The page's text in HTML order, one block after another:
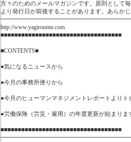
方々のためのメールマガジンです。原則として
より発行日が前後することがあります。あらか
http://www.yagiroumu.com
■■■■■■■■■■■■■■■■■■■■■■■■■■■■■■■■■■■
■CONTENTS■
●気になるニュースから
●今月の事務所便りから
●今月のヒューマンマネジメントレポートよりト
●労働保険（労災・雇用）の年度更新が始まりま
■■■■■■■■■■■■■■■■■■■■■■■■■■■■■■■■■■■